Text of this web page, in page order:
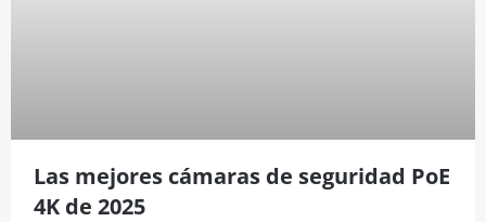
Las mejores cámaras de seguridad PoE
4K de 2025